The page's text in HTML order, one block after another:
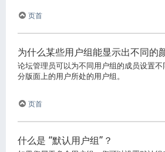
页首
为什么某些用户组能显示出不同的
论坛管理员可以为不同用户组的成员设置
分版面上的用户所处的用户组。
页首
什么是 “默认用户组”？